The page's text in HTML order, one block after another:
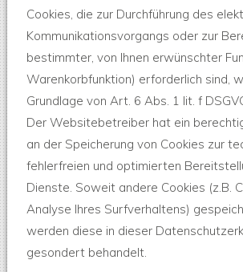
Cookies, die zur Durchführung des
Kommunikationsvorgangs oder zur
bestimmter, von Ihnen erwünschter
Warenkorbfunktion) erforderlich sind,
Grundlage von Art. 6 Abs. 1 lit. f
Der Websitebetreiber hat ein
an der Speicherung von Cookies zur
fehlerfreien und optimierten
Dienste. Soweit andere Cookies (z.B.
Analyse Ihres Surfverhaltens)
werden diese in dieser
gesondert behandelt.